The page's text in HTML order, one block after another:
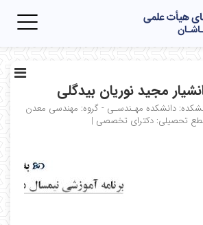
مجید نوریان بیدگلی
دانشکده مهـندسـی - گروه: مهندسی معدن
تحصیلی: دکترای تخصصی |